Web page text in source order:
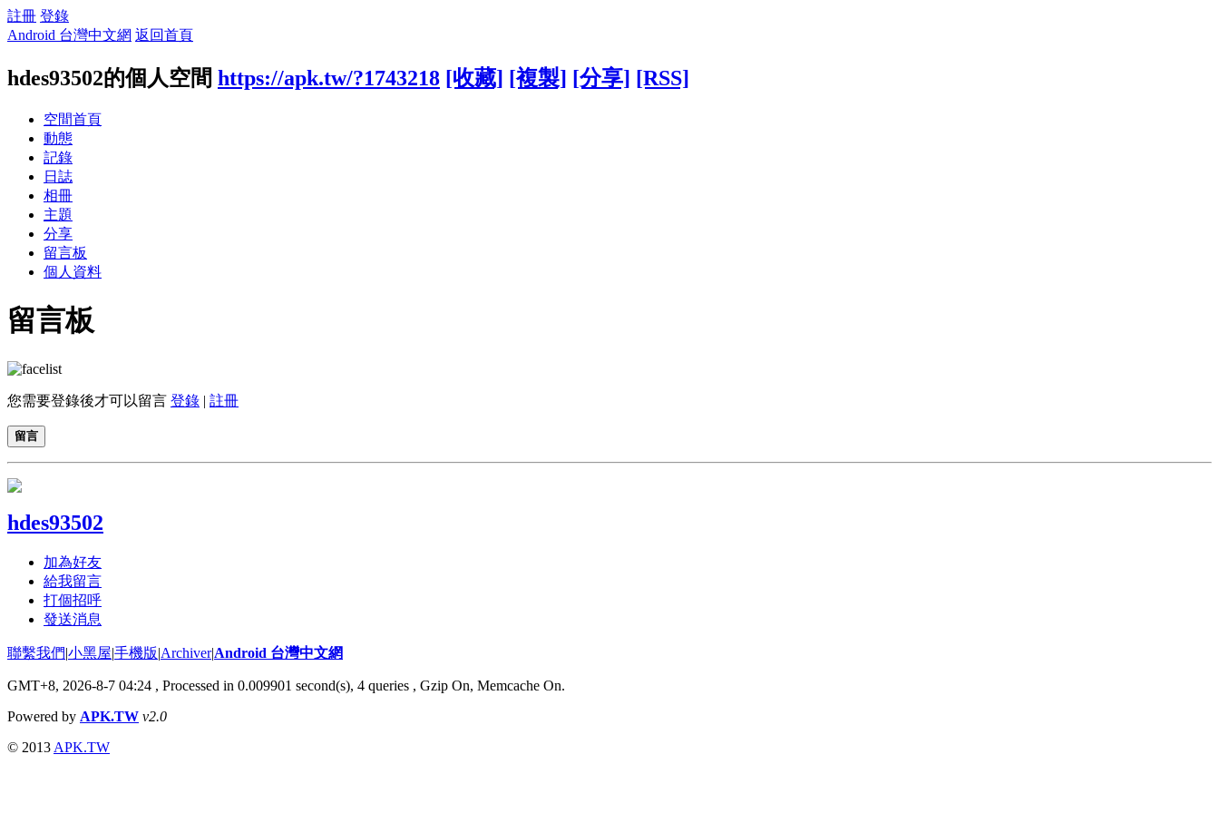
註冊 登錄
Android 台灣中文網 返回首頁
hdes93502的個人空間 https://apk.tw/?1743218 [收藏] [複製] [分享] [RSS]
空間首頁
動態
記錄
日誌
相冊
主題
分享
留言板
個人資料
留言板
您需要登錄後才可以留言 登錄 | 註冊
留言
hdes93502
加為好友
給我留言
打個招呼
發送消息
聯繫我們|小黑屋|手機版|Archiver|Android 台灣中文網
GMT+8, 2026-8-7 04:24 , Processed in 0.009901 second(s), 4 queries , Gzip On, Memcache On.
Powered by APK.TW v2.0
© 2013 APK.TW